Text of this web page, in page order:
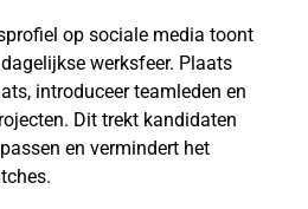
op sociale media toont
werksfeer. Plaats
introduceer teamleden en
Dit trekt kandidaten
en vermindert het